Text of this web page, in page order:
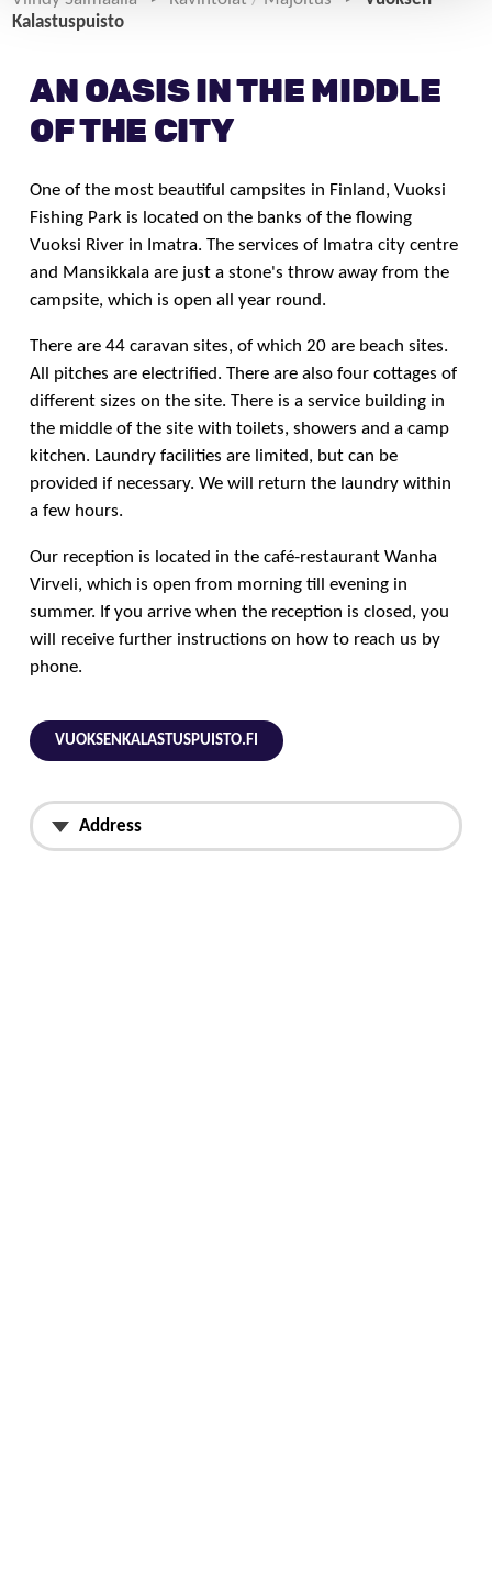
Kalastuspuisto
AN OASIS IN THE MIDDLE
OF THE CITY
One of the most beautiful campsites in Finland, Vuoksi
Fishing Park is located on the banks of the flowing
Vuoksi River in Imatra. The services of Imatra city centre
and Mansikkala are just a stone's throw away from the
campsite, which is open all year round.
There are 44 caravan sites, of which 20 are beach sites.
All pitches are electrified. There are also four cottages of
different sizes on the site. There is a service building in
the middle of the site with toilets, showers and a camp
kitchen. Laundry facilities are limited, but can be
provided if necessary. We will return the laundry within
a few hours.
Our reception is located in the café-restaurant Wanha
Virveli, which is open from morning till evening in
summer. If you arrive when the reception is closed, you
will receive further instructions on how to reach us by
phone.
VUOKSENKALASTUSPUISTO.FI
Address